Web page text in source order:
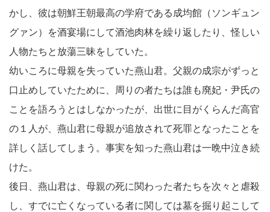
かし、彼は朝鮮王朝最高の学府である成均館（ソンギュン
グァン）を酒宴場にして酒池肉林を繰り返したり、怪しい
人物たちと放蕩三昧をしていた。
幼いころに母親を失っていた燕山君。父親の成宗がずっと
口止めしていたために、周りの者たちは誰も廃妃・尹氏の
ことを語ろうとはしなかったが、出世に目がくらんだ高官
の１人が、燕山君に母親が追放されて死罪となったことを
詳しく話してしまう。事実を知った燕山君は一晩中泣き続
けた。
後日、燕山君は、母親の死に関わった者たちを次々と虐殺
し、すでに亡くなっている者に関しては墓を掘り起こして